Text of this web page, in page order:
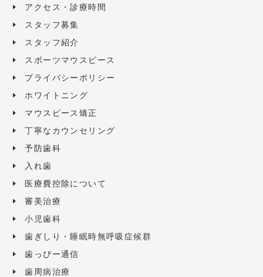
アクセス・診療時間
スタッフ募集
スタッフ紹介
スポーツマウスピース
プライバシーポリシー
ホワイトニング
マウスピース矯正
丁寧なカウンセリング
予防歯科
入れ歯
医療費控除について
審美治療
小児歯科
歯ぎしり・睡眠時無呼吸症候群
歯っぴー通信
歯周病治療